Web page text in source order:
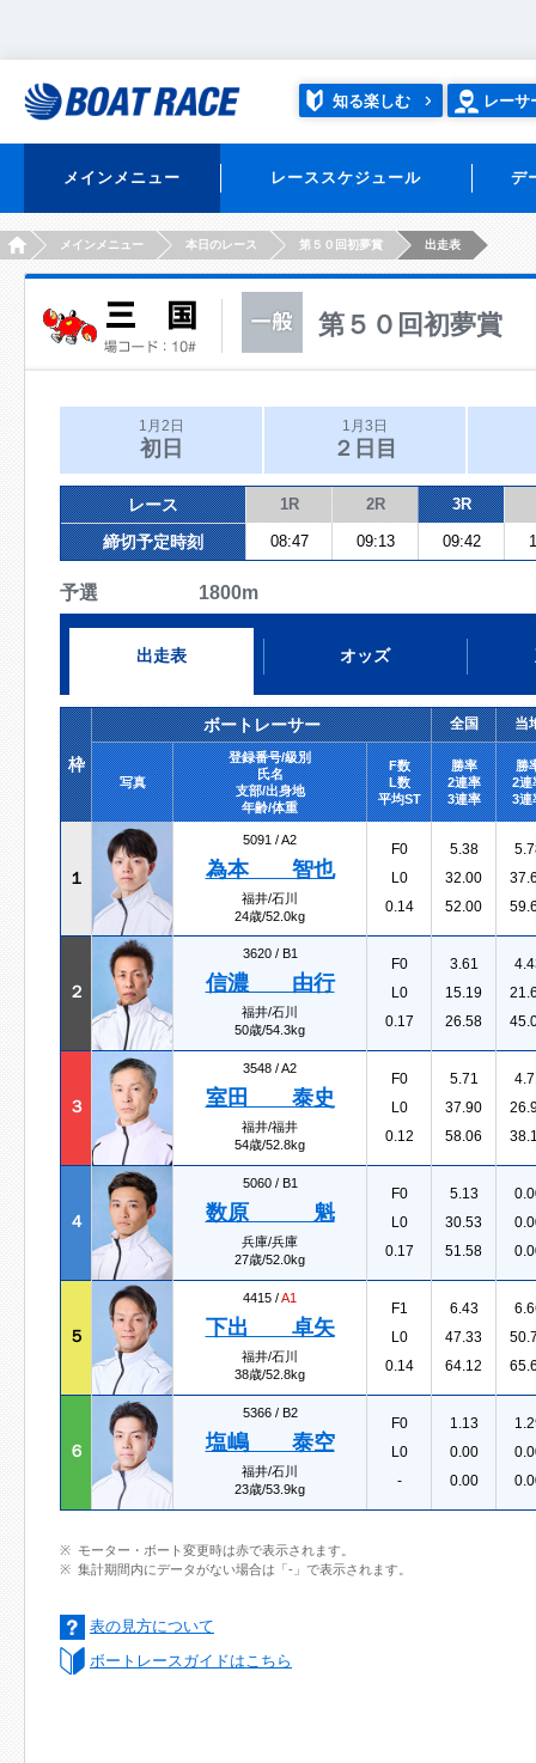
知る楽しむ レーサ
メインメニュー レーススケジュール デ
HOMEメインメニュー 本日のレース 第５０回初夢賞 出走表
第５０回初夢賞
1月2日
初日
1月3日
２日目
レース 1R 2R 3R
締切予定時刻 08:47 09:13 09:42
予選 1800m
出走表 オッズ
枠
ボートレーサー 全国 当
写真
登録番号/級別
氏名
支部/出身地
年齢/体重
F数
L数
平均ST
勝率
2連率
3連率
勝
2連
3連
１
5091 /A2
為本 智也
福井/石川
24歳/52.0kg
F0
L0
0.14
5.38
32.00
52.00
２
3620 / B1
信濃 由行
福井/石川
50歳/54.3kg
F0
L0
0.17
3.61
15.19
26.58
３
3548 /A2
室田 泰史
福井/福井
54歳/52.8kg
F0
L0
0.12
5.71
37.90
58.06
４
5060 / B1
数原 魁
兵庫/兵庫
27歳/52.0kg
F0
L0
0.17
5.13
30.53
51.58
５
4415 /A1
下出 卓矢
福井/石川
38歳/52.8kg
F1
L0
0.14
6.43
47.33
64.12
６
5366 / B2
塩嶋 泰空
福井/石川
23歳/53.9kg
F0
L0
-
1.13
0.00
0.00
モーター・ボート変更時は赤で表示されます。
集計期間内にデータがない場合は「-」で表示されます。
表の見方について
ボートレースガイドはこちら